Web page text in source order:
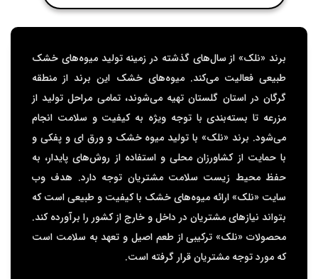
برند «نلک» از سال‌های گذشته در زمینه تولید میوه‌های خشک
طبیعی فعالیت می‌کند. میوه‌های خشک این برند از منطقه
گرگان در استان گلستان تهیه می‌شوند، تمامی مراحل تولید از
مزرعه تا بسته‌بندی با توجه ویژه به کیفیت و سلامت انجام
می‌شود. برند «نلک» با تولید میوه خشک و ورق ای و پفکی و
با حمایت از کشاورزان محلی و استفاده از روش‌های پایدار، به
حفظ محیط زیست سلامت مشتریان توجه دارد. هدف وب
سایت «نلک» ارائه میوه‌های خشک با کیفیت و طبیعی است که
بتواند نیازهای مشتریان در داخل و خارج از کشور را برآورده کند.
محصولات «نلک» ترکیبی از طعم اصیل و تعهد به سلامت است
که مورد توجه مشتریان قرار گرفته است.